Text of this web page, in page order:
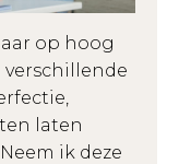
op hoog
laten
ik deze